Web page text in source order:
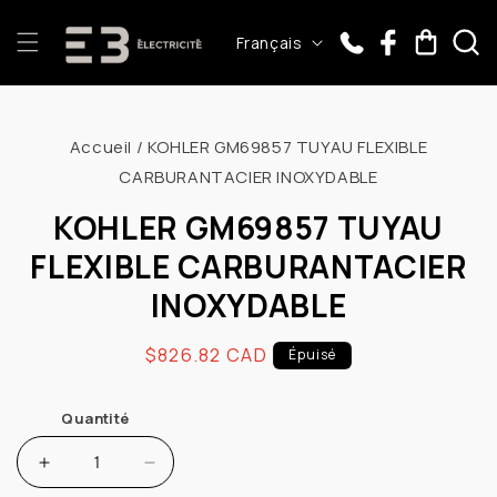
passer
au
contenu
u
e
Français Panier
informations
produits
Accueil / KOHLER GM69857 TUYAU FLEXIBLE
CARBURANTACIER INOXYDABLE
KOHLER GM69857 TUYAU
FLEXIBLE CARBURANTACIER
INOXYDABLE
Prix
$826.82 CAD Épuisé
Quantité
Augmenter
Réduire